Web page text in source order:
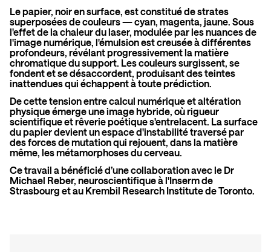
Le papier, noir en surface, est constitué de strates
superposées de couleurs — cyan, magenta, jaune. Sous
l'effet de la chaleur du laser, modulée par les nuances de
l'image numérique, l'émulsion est creusée à différentes
profondeurs, révélant progressivement la matière
chromatique du support. Les couleurs surgissent, se
fondent et se désaccordent, produisant des teintes
inattendues qui échappent à toute prédiction.
De cette tension entre calcul numérique et altération
physique émerge une image hybride, où rigueur
scientifique et rêverie poétique s'entrelacent. La surface
du papier devient un espace d'instabilité traversé par
des forces de mutation qui rejouent, dans la matière
même, les métamorphoses du cerveau.
Ce travail a bénéficié d’une collaboration avec le Dr
Michael Reber, neuroscientifique à l'Inserm de
Strasbourg et au Krembil Research Institute de Toronto.